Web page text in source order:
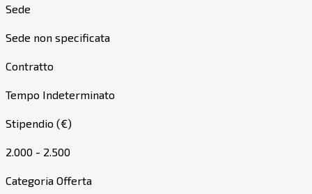
Sede
Sede non specificata
Contratto
Tempo Indeterminato
Stipendio (€)
2.000 - 2.500
Categoria Offerta